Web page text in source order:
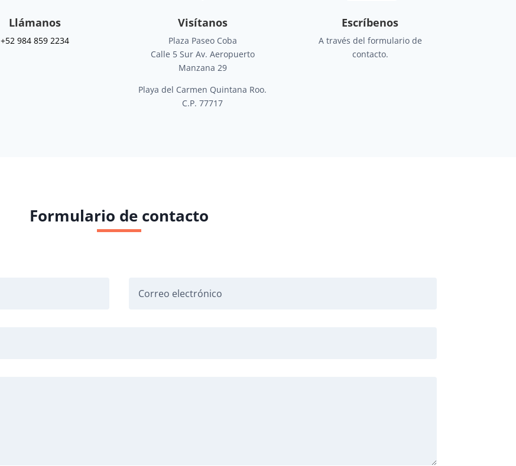
Llámanos
+52 984 859 2234
Visítanos
Plaza Paseo Coba
Calle 5 Sur Av. Aeropuerto
Manzana 29
Playa del Carmen Quintana Roo.
C.P. 77717
Escríbenos
A través del formulario de
contacto.
Formulario de contacto